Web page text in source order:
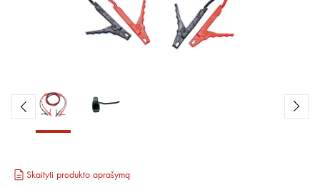
Skaityti produkto aprašymą